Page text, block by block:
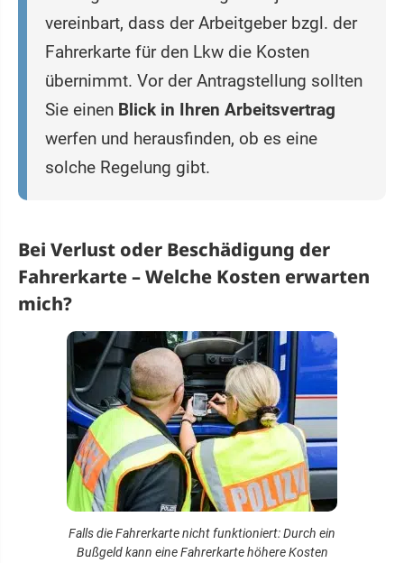
vereinbart, dass der Arbeitgeber bzgl. der
Fahrerkarte für den Lkw die Kosten
übernimmt. Vor der Antragstellung sollten
Sie einen Blick in Ihren Arbeitsvertrag
werfen und herausfinden, ob es eine
solche Regelung gibt.
Bei Verlust oder Beschädigung der
Fahrerkarte – Welche Kosten erwarten
mich?
Falls die Fahrerkarte nicht funktioniert: Durch ein
Bußgeld kann eine Fahrerkarte höhere Kosten